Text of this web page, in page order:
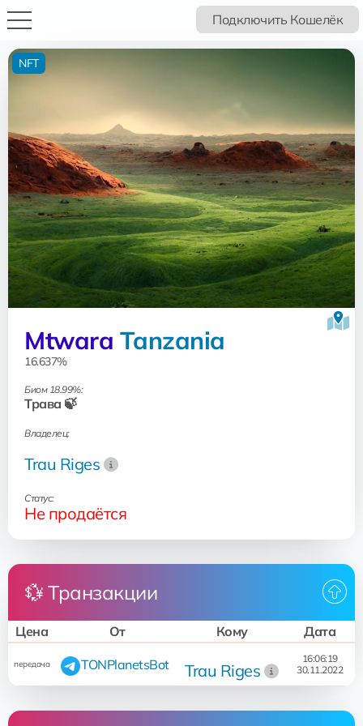
Подключить Кошелёк
Mtwara Tanzania
16.637%
Биом 18.99%:
Трава 🍃
Владелец:
Trau Riges
Статус:
Не продаётся
NFT
💱 Транзакции
Цена От Кому Дата
передача TONPlanetsBot Trau Riges
16:06:19
30.11.2022